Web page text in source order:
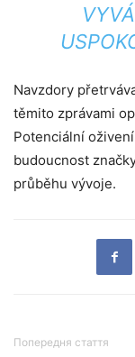
Navzdory
těmito zprávami
Potenciální
budoucnost
průběhu vývoje.
Попередня стаття